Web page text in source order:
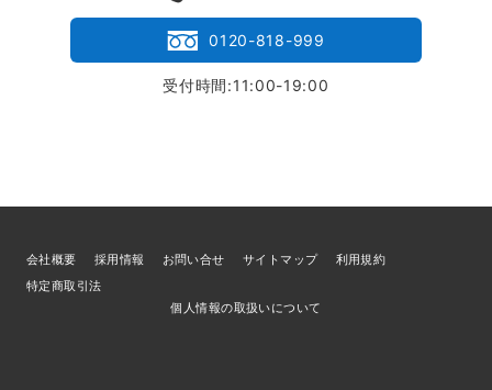
0120-818-999
受付時間:11:00-19:00
会社概要 採用情報 お問い合せ サイトマップ
利用規約
特定商取引法
個人情報の取扱いについて